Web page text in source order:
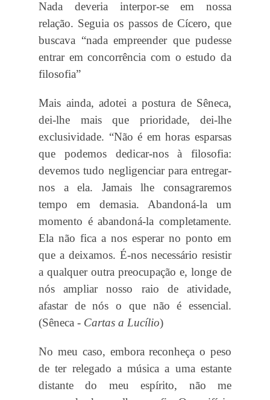
Nada deveria interpor-se em nossa
relação. Seguia os passos de Cícero, que
buscava “nada empreender que pudesse
entrar em concorrência com o estudo da
filosofia”
Mais ainda, adotei a postura de Sêneca,
dei-lhe mais que prioridade, dei-lhe
exclusividade. “Não é em horas esparsas
que podemos dedicar-nos à filosofia:
devemos tudo negligenciar para entregar-
nos a ela. Jamais lhe consagraremos
tempo em demasia. Abandoná-la um
momento é abandoná-la completamente.
Ela não fica a nos esperar no ponto em
que a deixamos. É-nos necessário resistir
a qualquer outra preocupação e, longe de
nós ampliar nosso raio de atividade,
afastar de nós o que não é essencial.
(Sêneca - Cartas a Lucílio)
No meu caso, embora reconheça o peso
de ter relegado a música a uma estante
distante do meu espírito, não me